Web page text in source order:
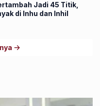
Jadi 45 Titik,
di Inhu dan Inhil